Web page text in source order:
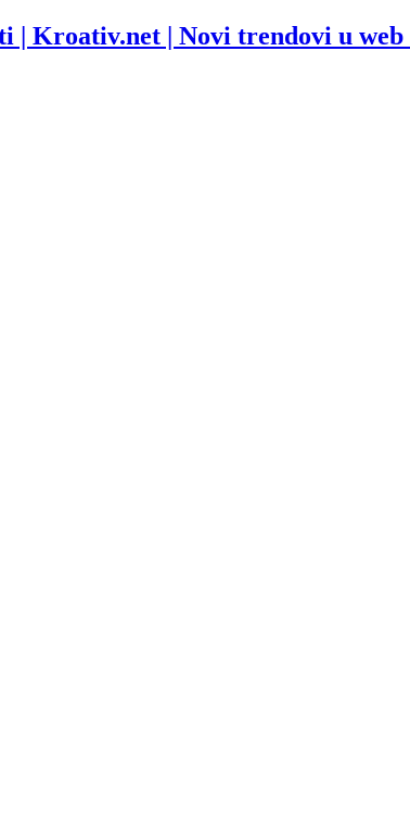
| Kroativ.net | Novi trendovi u